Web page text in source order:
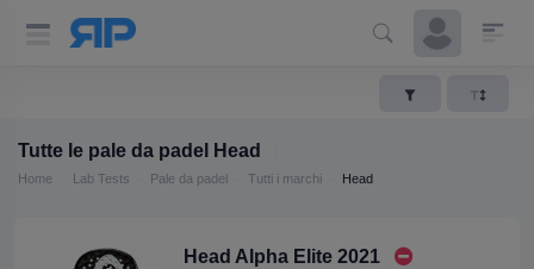
Tutte le pale da padel Head
Home Lab Tests Pale da padel Tutti i marchi Head
Head Alpha Elite 2021